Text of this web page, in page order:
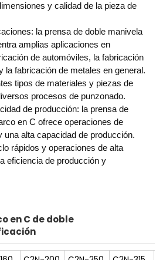
y calidad de la pieza de
la prensa de doble manivela
amplias aplicaciones en
de automóviles, la fabricación
la fabricación de metales en general.
tipos de materiales y piezas de
procesos de punzonado.
de producción: la prensa de
en C ofrece operaciones de
una alta capacidad de producción.
rápidos y operaciones de alta
eficiencia de producción y
en C de doble